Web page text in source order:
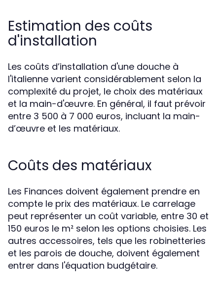
Estimation des coûts
d'installation
Les coûts d’installation d'une douche à
l'italienne varient considérablement selon la
complexité du projet, le choix des matériaux
et la main-d'œuvre. En général, il faut prévoir
entre 3 500 à 7 000 euros, incluant la main-
d’œuvre et les matériaux.
Coûts des matériaux
Les Finances doivent également prendre en
compte le prix des matériaux. Le carrelage
peut représenter un coût variable, entre 30 et
150 euros le m² selon les options choisies. Les
autres accessoires, tels que les robinetteries
et les parois de douche, doivent également
entrer dans l'équation budgétaire.